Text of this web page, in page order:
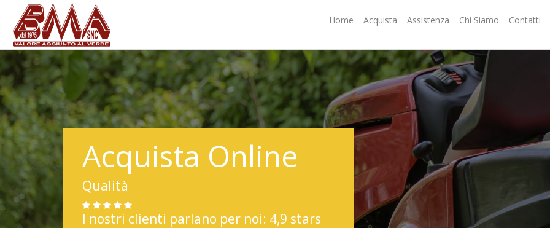
Home Acquista Assistenza Chi Siamo Contatti
Acquista Online
Qualità
I nostri clienti parlano per noi: 4,9 stars